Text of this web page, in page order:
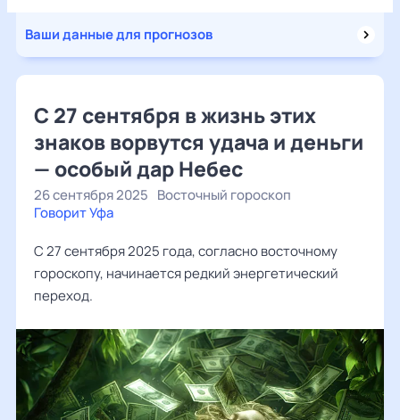
Ваши данные для прогнозов
С 27 сентября в жизнь этих
знаков ворвутся удача и деньги
— особый дар Небес
26 сентября 2025 Восточный гороскоп
Говорит Уфа
С 27 сентября 2025 года, согласно восточному
гороскопу, начинается редкий энергетический
переход.